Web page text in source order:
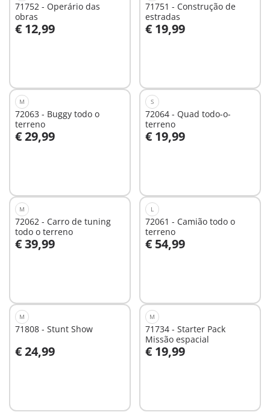
71752 - Operário das
obras
€ 12,99
Ao carrinho
71751 - Construção de
estradas
€ 19,99
Ao carrinho
M
72063 - Buggy todo o
terreno
€ 29,99
Ao carrinho
S
72064 - Quad todo-o-
terreno
€ 19,99
Ao carrinho
M
72062 - Carro de tuning
todo o terreno
€ 39,99
Ao carrinho
L
72061 - Camião todo o
terreno
€ 54,99
Ao carrinho
M
71808 - Stunt Show
€ 24,99
Ao carrinho
M
71734 - Starter Pack
Missão espacial
€ 19,99
Ao carrinho